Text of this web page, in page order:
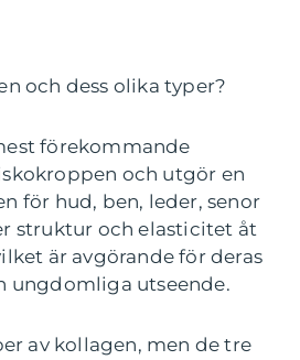
och dess olika typer?
förekommande
och utgör en
för hud, ben, leder, senor
struktur och elasticitet åt
är avgörande för deras
ungdomliga utseende.
av kollagen, men de tre